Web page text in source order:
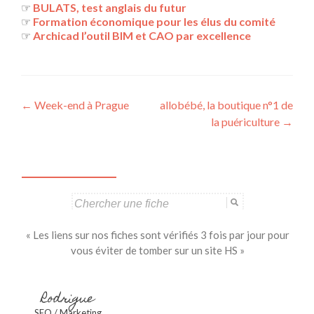
☞ BULATS, test anglais du futur
☞ Formation économique pour les élus du comité
☞ Archicad l’outil BIM et CAO par excellence
Navigation
← Week-end à Prague
allobébé, la boutique n°1 de
la puériculture →
« Les liens sur nos fiches sont vérifiés 3 fois par jour pour
vous éviter de tomber sur un site HS »
Rodrigue